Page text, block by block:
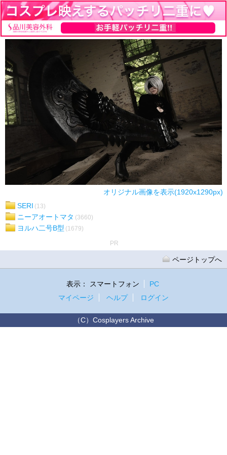
オリジナル画像を表示(1920x1290px)
SERI (13)
ニーアオートマタ (3660)
ヨルハ二号B型 (1679)
PR
ページトップへ
表示： スマートフォン
PC
マイページ
ヘルプ ログイン
（C）Cosplayers Archive